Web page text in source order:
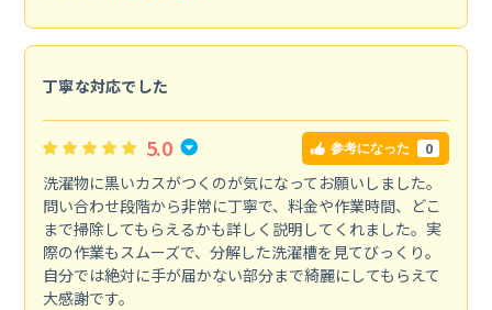
丁寧な対応でした
5.0 参考になった 0
洗濯物に黒いカスがつくのが気になってお願いしました。
問い合わせ段階から非常に丁寧で、料金や作業時間、どこ
まで掃除してもらえるかも詳しく説明してくれました。実
際の作業もスムーズで、分解した洗濯槽を見てびっくり。
自分では絶対に手が届かない部分まで綺麗にしてもらえて
大感謝です。